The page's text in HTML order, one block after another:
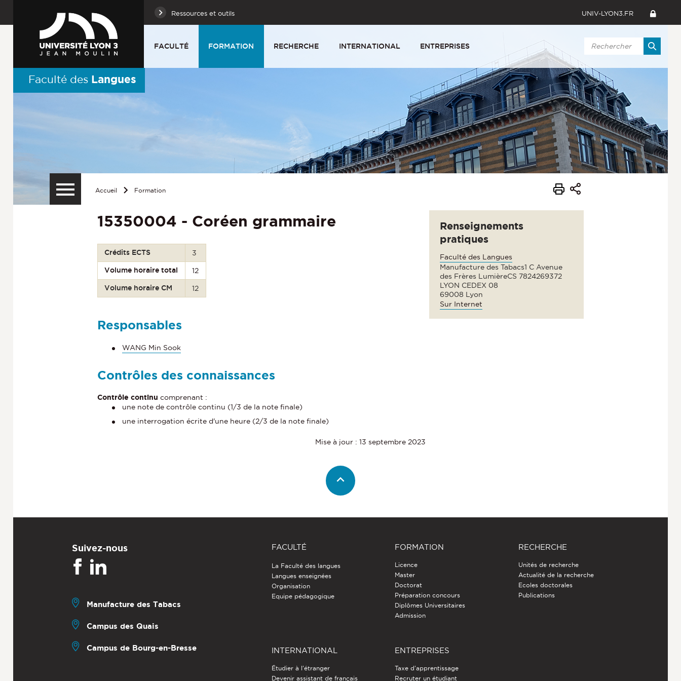
Ressources et outils UNIV-LYON3.FR
FACULTÉ FORMATION RECHERCHE INTERNATIONAL ENTREPRISES
Faculté des Langues
Accueil Formation
15350004 - Coréen grammaire
Crédits ECTS 3
Volume horaire total 12
Volume horaire CM 12
Responsables
WANG Min Sook
Contrôles des connaissances
Contrôle continu comprenant :
une note de contrôle continu (1/3 de la note finale)
une interrogation écrite d'une heure (2/3 de la note finale)
Renseignements
pratiques
Faculté des Langues
Manufacture des Tabacs1 C Avenue
des Frères LumièreCS 7824269372
LYON CEDEX 08
69008 Lyon
Sur Internet
Mise à jour : 13 septembre 2023
Suivez-nous
Manufacture des Tabacs
Campus des Quais
Campus de Bourg-en-Bresse
FACULTÉ
La Faculté des langues
Langues enseignées
Organisation
Equipe pédagogique
FORMATION
Licence
Master
Doctorat
Préparation concours
Diplômes Universitaires
Admission
RECHERCHE
Unités de recherche
Actualité de la recherche
Ecoles doctorales
Publications
INTERNATIONAL
Étudier à l'étranger
Devenir assistant de français
ENTREPRISES
Taxe d'apprentissage
Recruter un étudiant